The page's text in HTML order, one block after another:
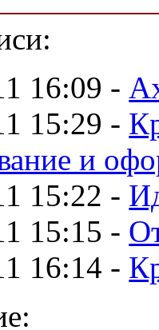
16:09 -
15:29 -
и
15:22 -
15:15 -
16:14 -